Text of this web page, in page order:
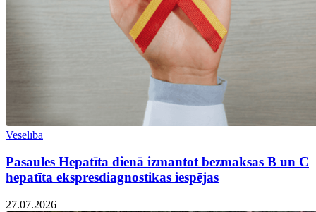
Veselība
Pasaules Hepatīta dienā izmantot bezmaksas B un C
hepatīta ekspresdiagnostikas iespējas
27.07.2026